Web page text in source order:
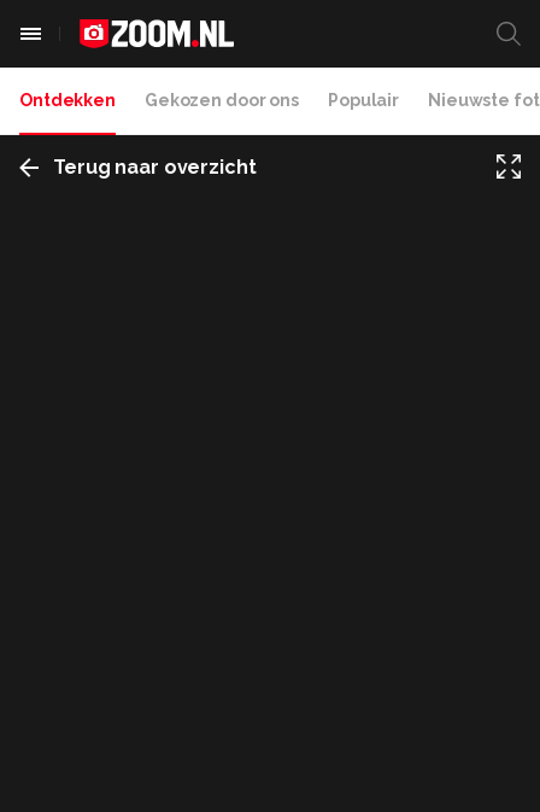
Ontdekken Gekozen door ons Populair Nieuwste
Terug naar overzicht